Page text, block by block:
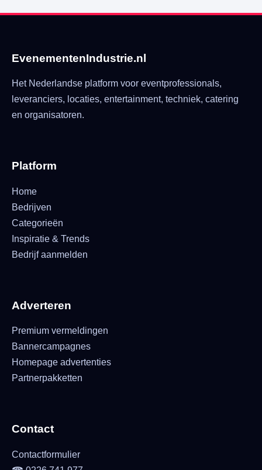
EvenementenIndustrie.nl
Het Nederlandse platform voor eventprofessionals,
leveranciers, locaties, entertainment, techniek, catering
en organisatoren.
Platform
Home
Bedrijven
Categorieën
Inspiratie & Trends
Bedrijf aanmelden
Adverteren
Premium vermeldingen
Bannercampagnes
Homepage advertenties
Partnerpakketten
Contact
Contactformulier